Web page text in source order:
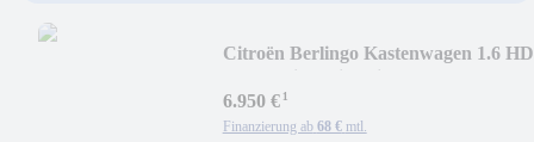
Citroën Berlingo Kastenwagen 1.6
6.950 €¹
Finanzierung ab 68 € mtl.